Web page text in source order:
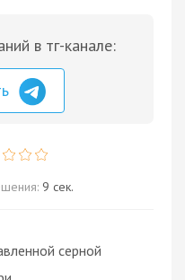
в тг-канале:
9 сек.
серной